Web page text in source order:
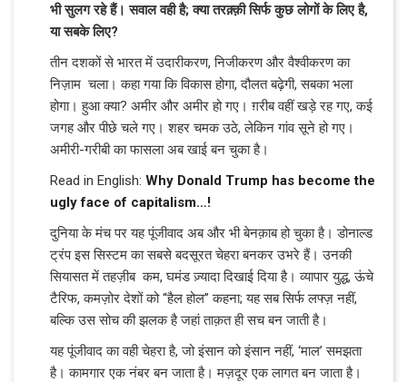
भी सुलग रहे हैं। सवाल वही है; क्या तरक़्क़ी सिर्फ कुछ लोगों के लिए है,
या सबके लिए?
तीन दशकों से भारत में उदारीकरण, निजीकरण और वैश्वीकरण का
निज़ाम चला। कहा गया कि विकास होगा, दौलत बढ़ेगी, सबका भला
होगा। हुआ क्या? अमीर और अमीर हो गए। ग़रीब वहीं खड़े रह गए, कई
जगह और पीछे चले गए। शहर चमक उठे, लेकिन गांव सूने हो गए।
अमीरी-गरीबी का फासला अब खाई बन चुका है।
Read in English: Why Donald Trump has become the
ugly face of capitalism…!
दुनिया के मंच पर यह पूंजीवाद अब और भी बेनक़ाब हो चुका है। डोनाल्ड
ट्रंप इस सिस्टम का सबसे बदसूरत चेहरा बनकर उभरे हैं। उनकी
सियासत में तहज़ीब कम, घमंड ज़्यादा दिखाई दिया है। व्यापार युद्ध, ऊंचे
टैरिफ, कमज़ोर देशों को “हैल होल” कहना; यह सब सिर्फ लफ्ज़ नहीं,
बल्कि उस सोच की झलक है जहां ताक़त ही सच बन जाती है।
यह पूंजीवाद का वही चेहरा है, जो इंसान को इंसान नहीं, ‘माल’ समझता
है। कामगार एक नंबर बन जाता है। मज़दूर एक लागत बन जाता है।